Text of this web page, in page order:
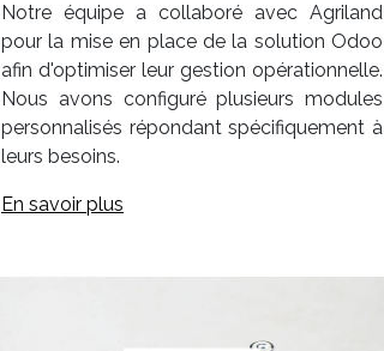
Notre équipe a collaboré avec Agriland
pour la mise en place de la solution Odoo
afin d'optimiser leur gestion opérationnelle.
Nous avons configuré plusieurs modules
personnalisés répondant spécifiquement à
leurs besoins.
En savoir plus